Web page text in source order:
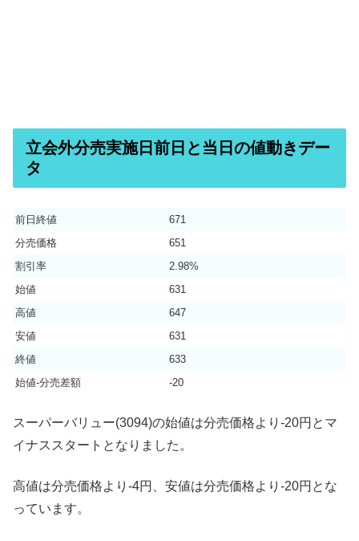
立会外分売実施日前日と当日の値動きデー
タ
前日終値
671
分売価格
651
割引率
2.98%
始値
631
高値
647
安値
631
終値
633
始値-分売差額
-20
スーパーバリュー(3094)の始値は分売価格より-20円とマ
イナススタートとなりました。
高値は分売価格より-4円、安値は分売価格より-20円とな
っています。